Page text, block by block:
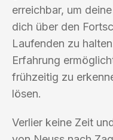
erreichbar, um
dich über den
Laufenden zu
Erfahrung
frühzeitig zu
lösen.
Verlier keine Zeit